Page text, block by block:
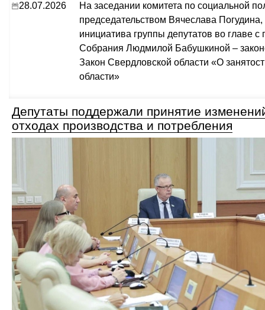
28.07.2026
На заседании комитета по социальной
председательством Вячеслава
инициатива группы депутатов во главе
Собрания Людмилой Бабушкиной –
Закон Свердловской области «О
области»
Депутаты поддержали принятие
отходах производства и потребления